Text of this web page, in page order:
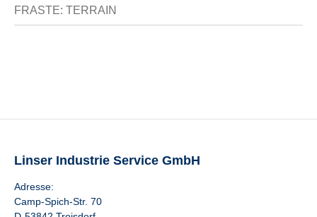
FRASTE: TERRAIN
Linser Industrie Service GmbH
Adresse:
Camp-Spich-Str. 70